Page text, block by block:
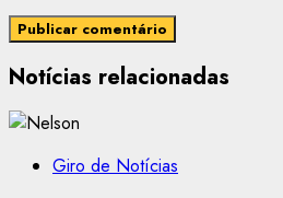
Notícias relacionadas
Giro de Notícias